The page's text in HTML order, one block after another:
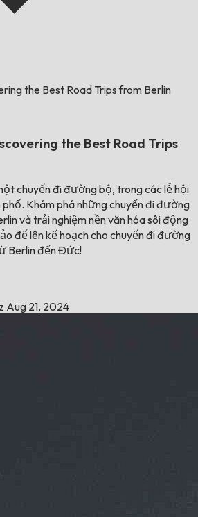
the Best Road Trips from Berlin
the Best Road Trips
chuyến đi đường bộ, trong các lễ hội
Khám phá những chuyến đi đường
và trải nghiệm nền văn hóa sôi động
để lên kế hoạch cho chuyến đi đường
Berlin đến Đức!
Aug 21, 2024